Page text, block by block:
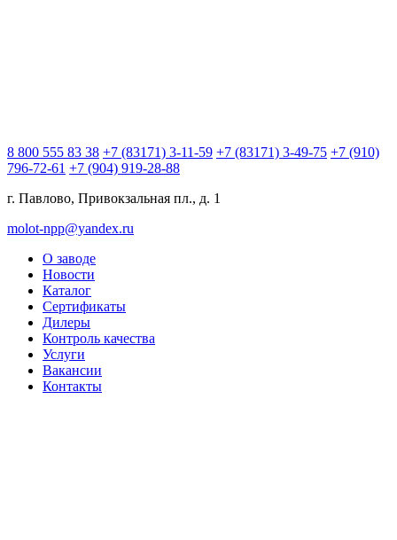
8 800 555 83 38 +7 (83171) 3-11-59 +7 (83171) 3-49-75 +7 (910)
796-72-61 +7 (904) 919-28-88
г. Павлово, Привокзальная пл., д. 1
molot-npp@yandex.ru
О заводе
Новости
Каталог
Сертификаты
Дилеры
Контроль качества
Услуги
Вакансии
Контакты